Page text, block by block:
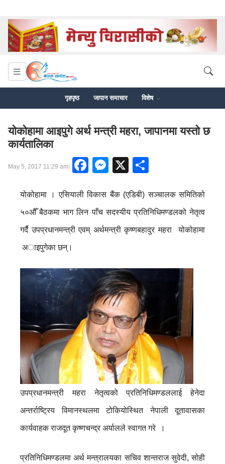
गृहपृष्ठ जापान समाचार विशेष
योकोहामा आइपुगे अर्थ मन्त्री महरा, जापानमा यस्तो छ
कार्यतालिका
May 5, 2017 11:29 am| Facebook
Messenger
X
योकोहामा । एसियाली विकास बैंक (एडिबी) सञ्चालक समितिको
५०औँ बैठकमा भाग लिन पाँच सदस्यीय प्रतिनिधिमण्डलको नेतृत्व
गर्दै उपप्रधानमन्त्री एवम् अर्थमन्त्री कृष्णबहादुर महरा योकोहामा
अाइपुगेका छन्।
उपप्रधानमन्त्री महरा नेतृत्वको प्रतिनिधिमण्डललाई हेनेदा
अन्तर्राष्ट्रिय विमानस्थलमा टोकियोस्थित नेपाली दूतावासका
कार्यवाहक राजदूत कृष्णचन्द्र अर्यालले स्वागत गरे ।
प्रतिनिधिमण्डलमा अर्थ मन्त्रालयका सचिव शान्तराज सुवेदी, सोही